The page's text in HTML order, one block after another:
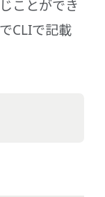
ことができ
CLIで記載